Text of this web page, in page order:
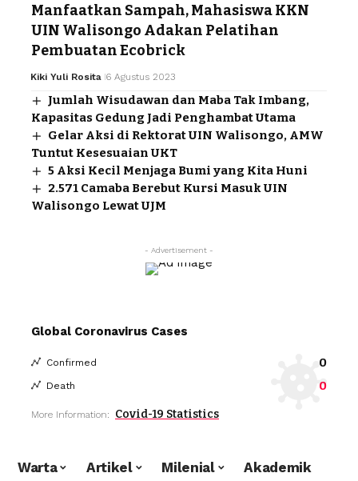
Manfaatkan Sampah, Mahasiswa KKN
UIN Walisongo Adakan Pelatihan
Pembuatan Ecobrick
Kiki Yuli Rosita 6 Agustus 2023
Jumlah Wisudawan dan Maba Tak Imbang,
Kapasitas Gedung Jadi Penghambat Utama
Gelar Aksi di Rektorat UIN Walisongo, AMW
Tuntut Kesesuaian UKT
5 Aksi Kecil Menjaga Bumi yang Kita Huni
2.571 Camaba Berebut Kursi Masuk UIN
Walisongo Lewat UJM
- Advertisement -
Global Coronavirus Cases
Confirmed 0
Death 0
More Information: Covid-19 Statistics
Warta Artikel Milenial Akademik